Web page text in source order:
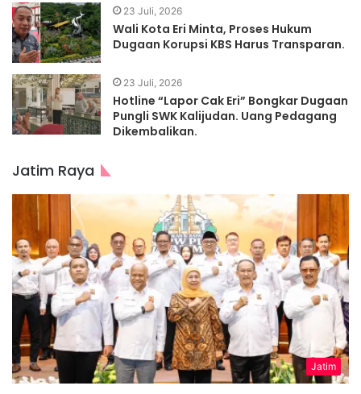
23 Juli, 2026
Wali Kota Eri Minta, Proses Hukum
Dugaan Korupsi KBS Harus Transparan.
23 Juli, 2026
Hotline “Lapor Cak Eri” Bongkar Dugaan
Pungli SWK Kalijudan. Uang Pedagang
Dikembalikan.
Jatim Raya
Jatim